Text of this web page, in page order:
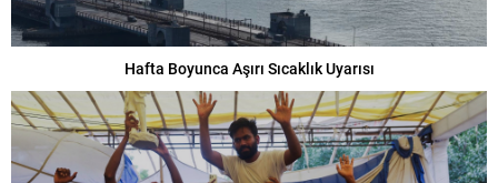
Hafta Boyunca Aşırı Sıcaklık Uyarısı